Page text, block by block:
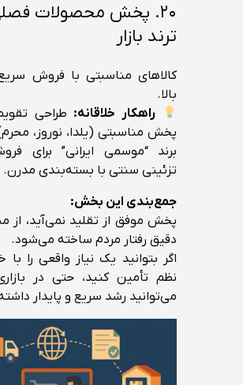
۲۰. پخش محصولات
ترند بازار
کالاهای مناسبتی با فروش
بالا.
راهکار خلاقانه: طراحی
پخش مناسبتی (یلدا، نوروز،
برند “موسمی ایرانی” برای
تزئینی سنتی با بسته‌بندی مدرن.
جمع‌بندی این بخش:
پخش موفق از تقلید نمی‌آید، از
دقیق رفتار مردم ساخته می‌شود.
اگر بتوانید یک نیاز واقعی را با
نظم تأمین کنید، حتی در
می‌توانید رشد سریع و پایدار